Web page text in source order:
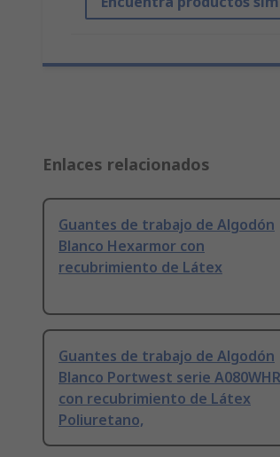
Enlaces relacionados
Guantes de trabajo de Algodón
Blanco Hexarmor con
recubrimiento de Látex
Guantes de trabajo de Algodón
Blanco Portwest serie A080WHR
con recubrimiento de Látex
Poliuretano,